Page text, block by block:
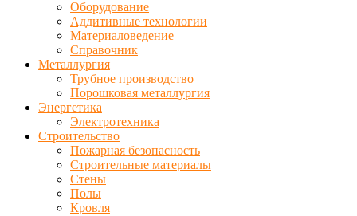
Оборудование
Аддитивные технологии
Материаловедение
Справочник
Металлургия
Трубное производство
Порошковая металлургия
Энергетика
Электротехника
Строительство
Пожарная безопасность
Строительные материалы
Стены
Полы
Кровля